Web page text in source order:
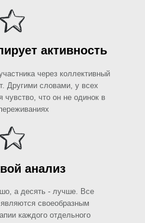
активность
анализ
через коллективный
Другими словами, у всех
чувство, что он не одинок в
а десять - лучше. Все
своеобразным
каждого отдельного